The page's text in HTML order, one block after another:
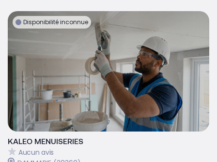
Disponibilité inconnue
KALEO MENUISERIES
Aucun avis